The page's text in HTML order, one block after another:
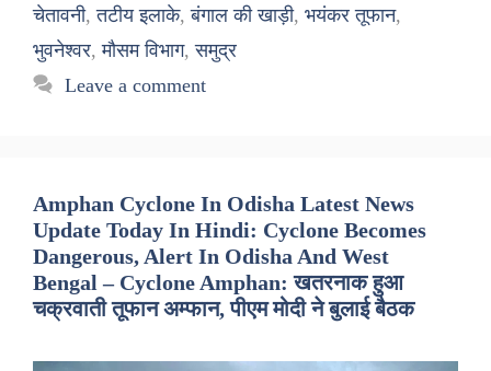
चेतावनी,तटीय इलाके,बंगाल की खाड़ी, भयंकर तूफान,
भुवनेश्वर,मौसम विभाग,समुद्र
Leave a comment
Amphan Cyclone In Odisha Latest News
Update Today In Hindi: Cyclone Becomes
Dangerous, Alert In Odisha And West
Bengal – Cyclone Amphan: खतरनाक हुआ
चक्रवाती तूफान अम्फान, पीएम मोदी ने बुलाई बैठक